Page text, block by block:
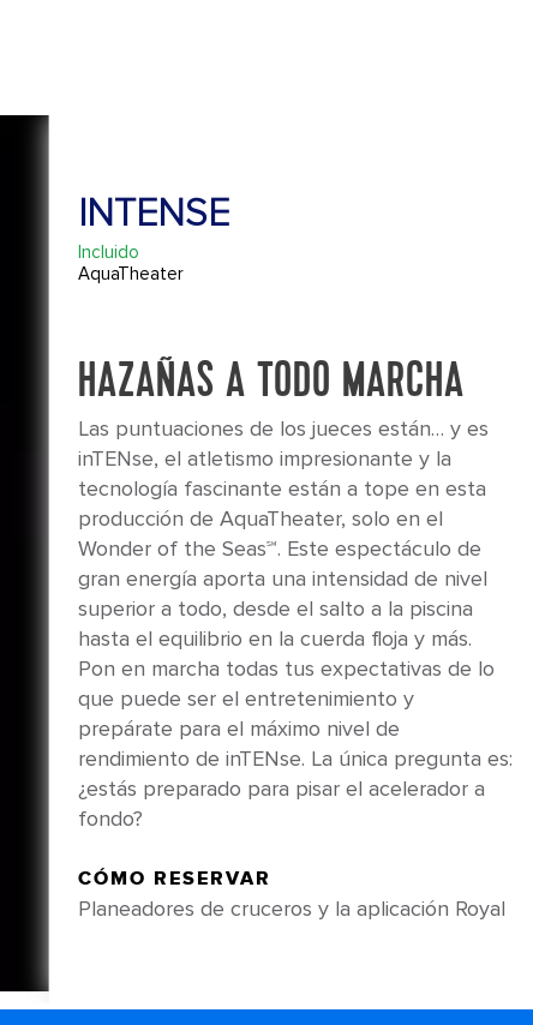
INTENSE
Incluido
AquaTheater
HAZAÑAS A TODO MARCHA
Las puntuaciones de los jueces están… y es
inTENse, el atletismo impresionante y la
tecnología fascinante están a tope en esta
producción de AquaTheater, solo en el
Wonder of the Seas℠. Este espectáculo de
gran energía aporta una intensidad de nivel
superior a todo, desde el salto a la piscina
hasta el equilibrio en la cuerda floja y más.
Pon en marcha todas tus expectativas de lo
que puede ser el entretenimiento y
prepárate para el máximo nivel de
rendimiento de inTENse. La única pregunta es:
¿estás preparado para pisar el acelerador a
fondo?
CÓMO RESERVAR
Planeadores de cruceros y la aplicación Royal